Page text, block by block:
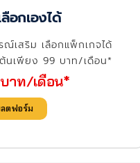
อกเองได้
เสริม เลือกแพ็กเกจได้
นเพียง 99 บาท/เดือน*
าท/เดือน*
ตฟอร์ม